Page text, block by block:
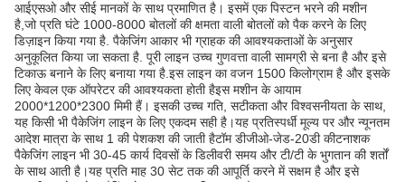
आईएसओ और सीई मानकों के साथ प्रमाणित है। इसमें एक पिस्टन भरने की मशीन
है,जो प्रति घंटे 1000-8000 बोतलों की क्षमता वाली बोतलों को पैक करने के लिए
डिज़ाइन किया गया है. पैकेजिंग आकार भी ग्राहक की आवश्यकताओं के अनुसार
अनुकूलित किया जा सकता है. पूरी लाइन उच्च गुणवत्ता वाली सामग्री से बना है और इसे
टिकाऊ बनाने के लिए बनाया गया है.इस लाइन का वजन 1500 किलोग्राम है और इसके
लिए केवल एक ऑपरेटर की आवश्यकता होती हैइस मशीन के आयाम
2000*1200*2300 मिमी हैं। इसकी उच्च गति, सटीकता और विश्वसनीयता के साथ,
यह किसी भी पैकेजिंग लाइन के लिए एकदम सही है।यह प्रतिस्पर्धी मूल्य पर और न्यूनतम
आदेश मात्रा के साथ 1 की पेशकश की जाती हैटॉम डीजीओ-जेड-20डी कीटनाशक
पैकेजिंग लाइन भी 30-45 कार्य दिवसों के डिलीवरी समय और टी/टी के भुगतान की शर्तों
के साथ आती है।यह प्रति माह 30 सेट तक की आपूर्ति करने में सक्षम है और इसे